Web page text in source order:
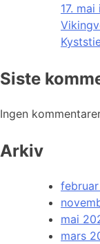
17.
Siste
Ingen
Arkiv
mai
mars